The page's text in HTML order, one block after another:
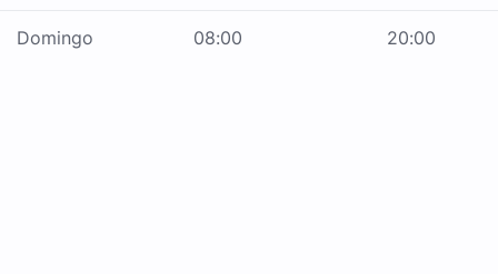
Domingo 08:00 20:00